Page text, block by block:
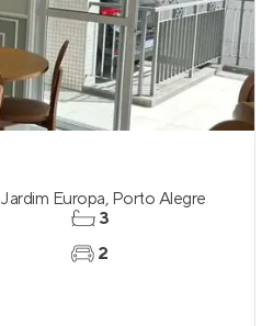
Jardim Europa, Porto Alegre
3
2